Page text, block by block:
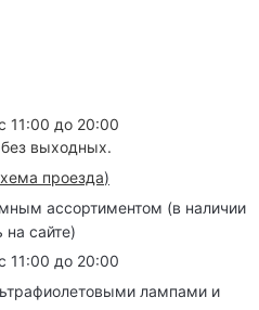
11:00 до 20:00
выходных.
проезда)
ассортиментом (в наличии
на сайте)
11:00 до 20:00
лампами и